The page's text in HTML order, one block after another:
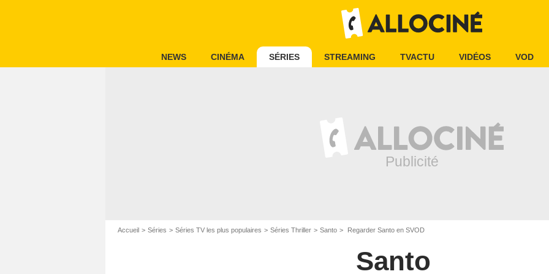
NEWS CINÉMA SÉRIES STREAMING TVACTU VIDÉOS VOD
Accueil Séries Séries TV les plus populaires Séries Thriller Santo Regarder Santo en SVOD
Santo